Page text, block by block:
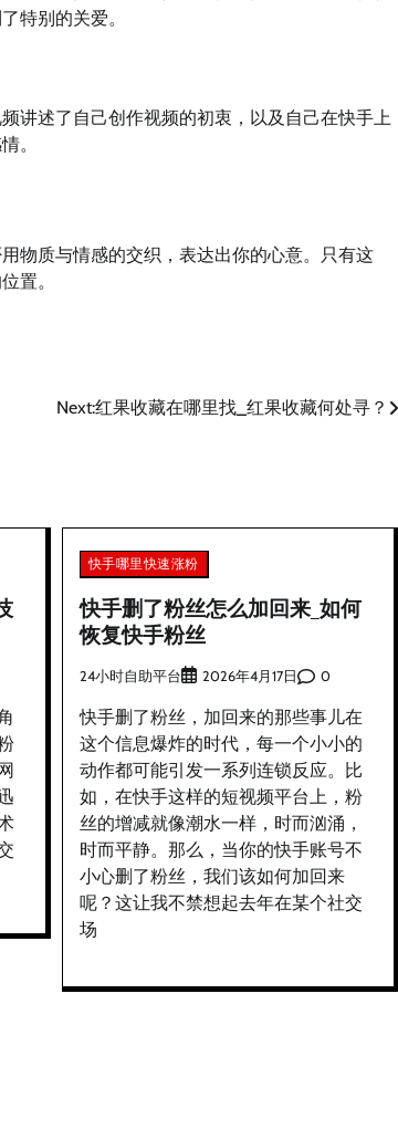
特别的关爱。
讲述了自己创作视频的初衷，以及自己在快手上
。
物质与情感的交织，表达出你的心意。只有这
置。
Next:红果收藏在哪里找_红果收藏何处寻？
快手哪里快速涨粉
快手删了粉丝怎么加回来_如何
恢复快手粉丝
24小时自助平台 2026年4月17日 0
快手删了粉丝，加回来的那些事儿在
这个信息爆炸的时代，每一个小小的
动作都可能引发一系列连锁反应。比
如，在快手这样的短视频平台上，粉
丝的增减就像潮水一样，时而汹涌，
时而平静。那么，当你的快手账号不
小心删了粉丝，我们该如何加回来
呢？这让我不禁想起去年在某个社交
场